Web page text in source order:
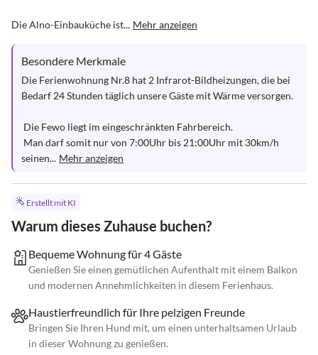
Die Alno-Einbauküche ist... Mehr anzeigen
Besondere Merkmale
Die Ferienwohnung Nr.8 hat 2 Infrarot-Bildheizungen, die bei
Bedarf 24 Stunden täglich unsere Gäste mit Wärme versorgen.
seinen... Mehr anzeigen
Erstellt mit KI
Warum dieses Zuhause buchen?
Bequeme Wohnung für 4 Gäste
Genießen Sie einen gemütlichen Aufenthalt mit einem Balkon
und modernen Annehmlichkeiten in diesem Ferienhaus.
Haustierfreundlich für Ihre pelzigen Freunde
Bringen Sie Ihren Hund mit, um einen unterhaltsamen Urlaub
in dieser Wohnung zu genießen.